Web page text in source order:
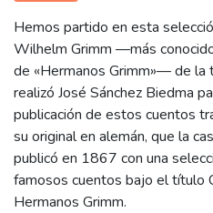
Hemos partido en esta
Wilhelm Grimm —más
de «Hermanos Grimm»— de la
realizó José Sánchez Biedma
publicación de estos cuentos
su original en alemán, que la
publicó en 1867 con una
famosos cuentos bajo el título
Hermanos Grimm.